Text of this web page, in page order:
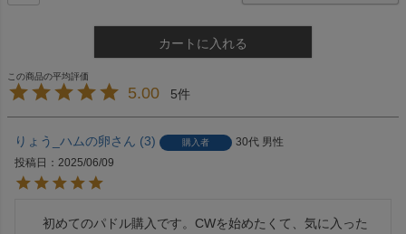
カートに入れる
5.00 5
りょう_ハムの卵 3 購入者 30代 男性
投稿日
2025/06/09
初めてのパドル購入です。CWを始めたくて、気に入った